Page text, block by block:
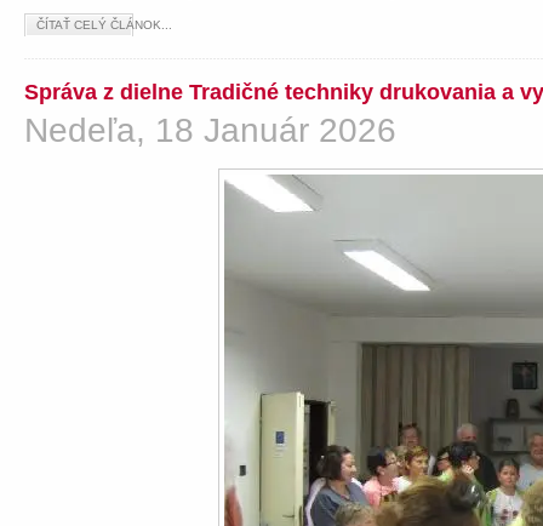
ČÍTAŤ CELÝ ČLÁNOK...
Správa z dielne Tradičné techniky drukovania a
Nedeľa, 18 Január 2026